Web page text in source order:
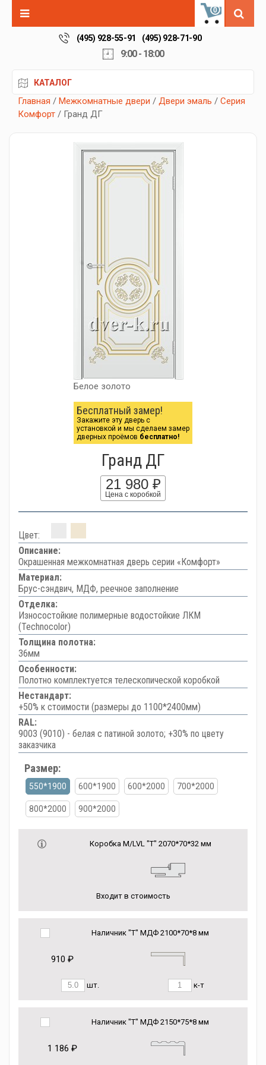
0
(495) 928-55-91 (495) 928-71-90
9:00 - 18:00
КАТАЛОГ
Главная / Межкомнатные двери / Двери эмаль / Серия
Комфорт / Гранд ДГ
Белое золото
Бесплатный замер!
Закажите эту дверь с
установкой и мы сделаем замер
дверных проёмов бесплатно!
Гранд ДГ
21 980 ₽
Цена с коробкой
Цвет:
Описание:
Окрашенная межкомнатная дверь серии «Комфорт»
Материал:
Брус-сэндвич, МДФ, реечное заполнение
Отделка:
Износостойкие полимерные водостойкие ЛКМ
(Technocolor)
Толщина полотна:
36мм
Особенности:
Полотно комплектуется телескопической коробкой
Нестандарт:
+50% к стоимости (размеры до 1100*2400мм)
RAL:
9003 (9010) - белая с патиной золото; +30% по цвету
заказчика
Размер:
550*1900 600*1900 600*2000 700*2000
800*2000 900*2000
Коробка М/LVL "Т" 2070*70*32 мм
Входит в стоимость
Наличник "Т" МДФ 2100*70*8 мм
910 ₽
шт. к-т
Наличник "Т" МДФ 2150*75*8 мм
1 186 ₽